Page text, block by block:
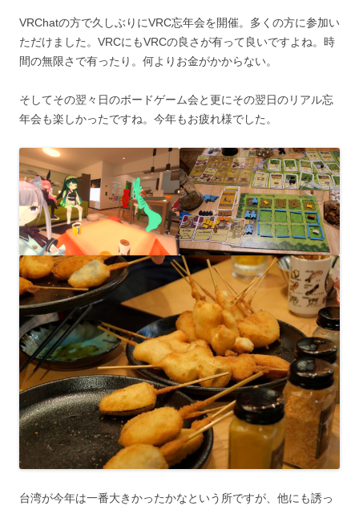
VRChatの方で久しぶりにVRC忘年会を開催。多くの方に参加い
ただけました。VRCにもVRCの良さが有って良いですよね。時
間の無限さで有ったり。何よりお金がかからない。
そしてその翌々日のボードゲーム会と更にその翌日のリアル忘
年会も楽しかったですね。今年もお疲れ様でした。
台湾が今年は一番大きかったかなという所ですが、他にも誘っ